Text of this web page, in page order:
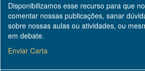
Disponibilizamos esse recurso para que
comentar nossas publicações, sanar
sobre nossas aulas ou atividades, ou
em debate.
Enviar Carta